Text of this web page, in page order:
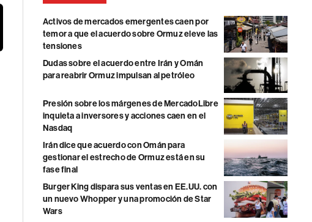
Activos de mercados emergentes caen por
temor a que el acuerdo sobre Ormuz eleve las
tensiones
Dudas sobre el acuerdo entre Irán y Omán
para reabrir Ormuz impulsan al petróleo
Presión sobre los márgenes de MercadoLibre
inquieta a inversores y acciones caen en el
Nasdaq
Irán dice que acuerdo con Omán para
gestionar el estrecho de Ormuz está en su
fase final
Burger King dispara sus ventas en EE.UU. con
un nuevo Whopper y una promoción de Star
Wars